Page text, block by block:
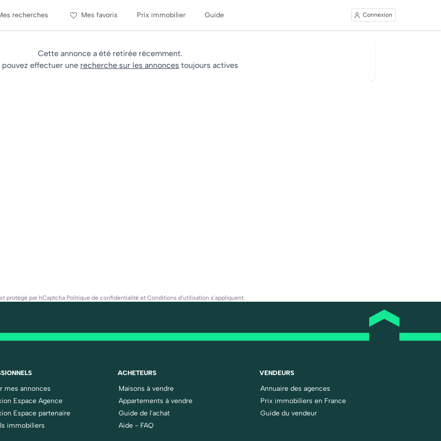
recherches Mes favoris Prix immobilier Guide Connexion
Cette annonce a été retirée récemment.
pouvez effectuer une recherche sur les annonces toujours actives
protégé par hCaptcha Politique de confidentialitéet Conditions d’utilisation s’appliquent.
mes annonces
Espace Agence
Espace partenaire
immobiliers
ACHETEURS
Maisons à vendre
Appartements à vendre
Guide de l'achat
Aide - FAQ
VENDEURS
Annuaire des agences
Prix immobiliers en France
Guide du vendeur